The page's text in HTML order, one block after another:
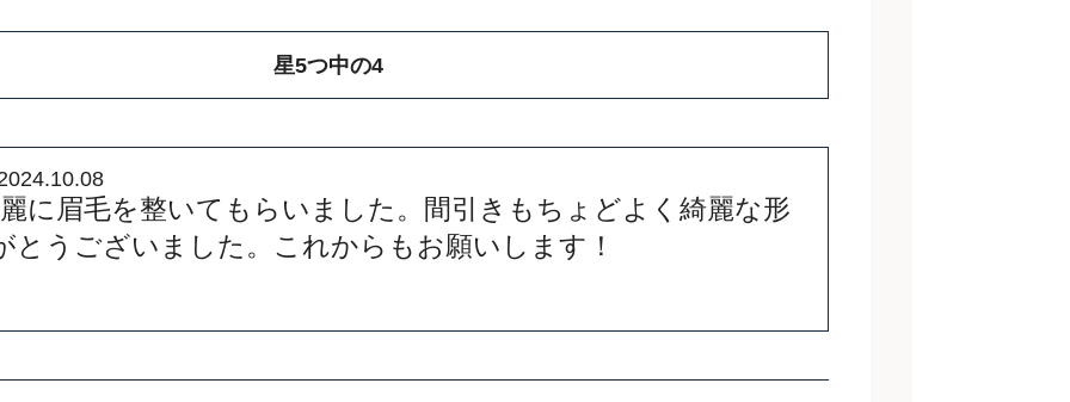
星5つ中の4
に眉毛を整いてもらいました。間引きもちょどよく綺麗な形
とうございました。これからもお願いします！